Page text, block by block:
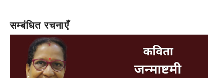
सम्बंधित रचनाएँ